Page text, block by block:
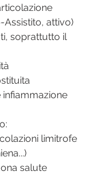
attivo)
soprattutto il
infiammazione
limitrofe
salute